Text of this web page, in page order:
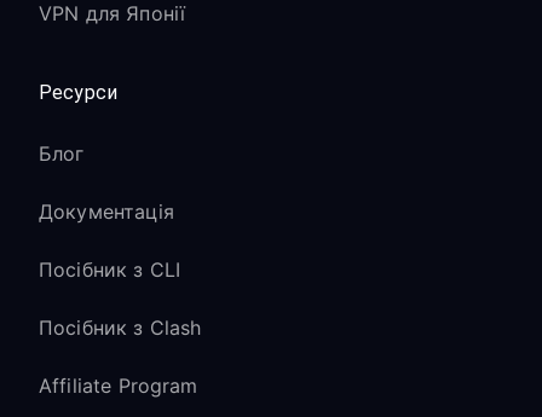
VPN для Японії
Ресурси
Блог
Документація
Посібник з CLI
Посібник з Clash
Affiliate Program